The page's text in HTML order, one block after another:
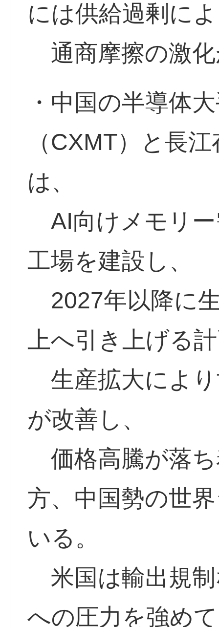
には供給過剰に
通商摩擦の激
・中国の半導体
（CXMT）と長
は、
AI向けメモリー
工場を建設し、
2027年以降に
上へ引き上げる
生産拡大によ
が改善し、
価格高騰が落
方、中国勢の世
いる。
米国は輸出規制
への圧力を強め